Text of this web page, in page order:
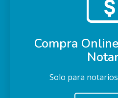
Compra
Solo para